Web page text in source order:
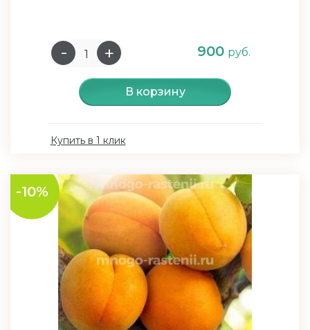
900 руб.
В корзину
Купить в 1 клик
-10%